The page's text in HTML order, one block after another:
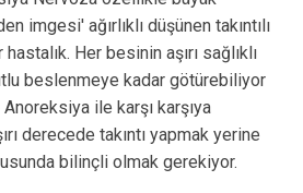
imgesi' ağırlıklı düşünen takıntılı
Her besinin aşırı sağlıklı
beslenmeye kadar götürebiliyor
ile karşı karşıya
derecede takıntı yapmak yerine
bilinçli olmak gerekiyor.